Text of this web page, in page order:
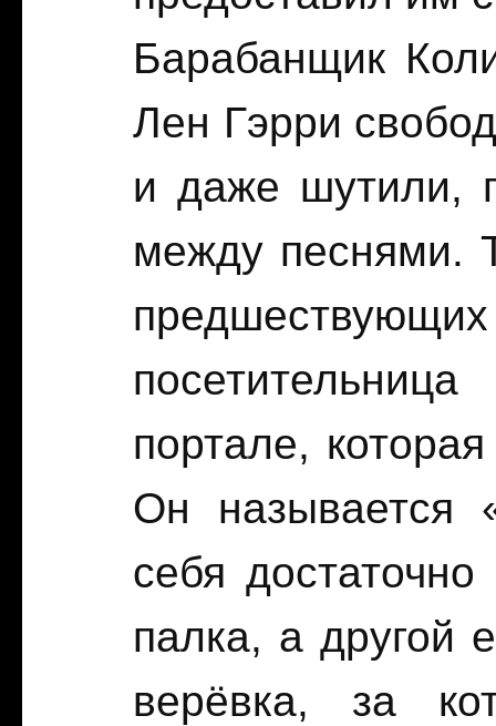
Барабанщик
Лен Гэрри
и даже шутили,
между песнями.
портале,
Он называется
себя
палка, а другой
верёвка, за